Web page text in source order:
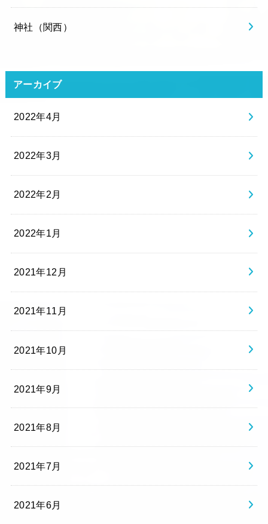
神社（関西）
アーカイブ
2022年4月
2022年3月
2022年2月
2022年1月
2021年12月
2021年11月
2021年10月
2021年9月
2021年8月
2021年7月
2021年6月